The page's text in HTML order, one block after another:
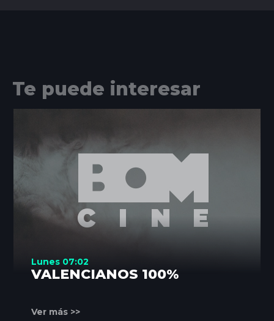
Te puede interesar
Lunes 07:02
VALENCIANOS 100%
Ver más >>